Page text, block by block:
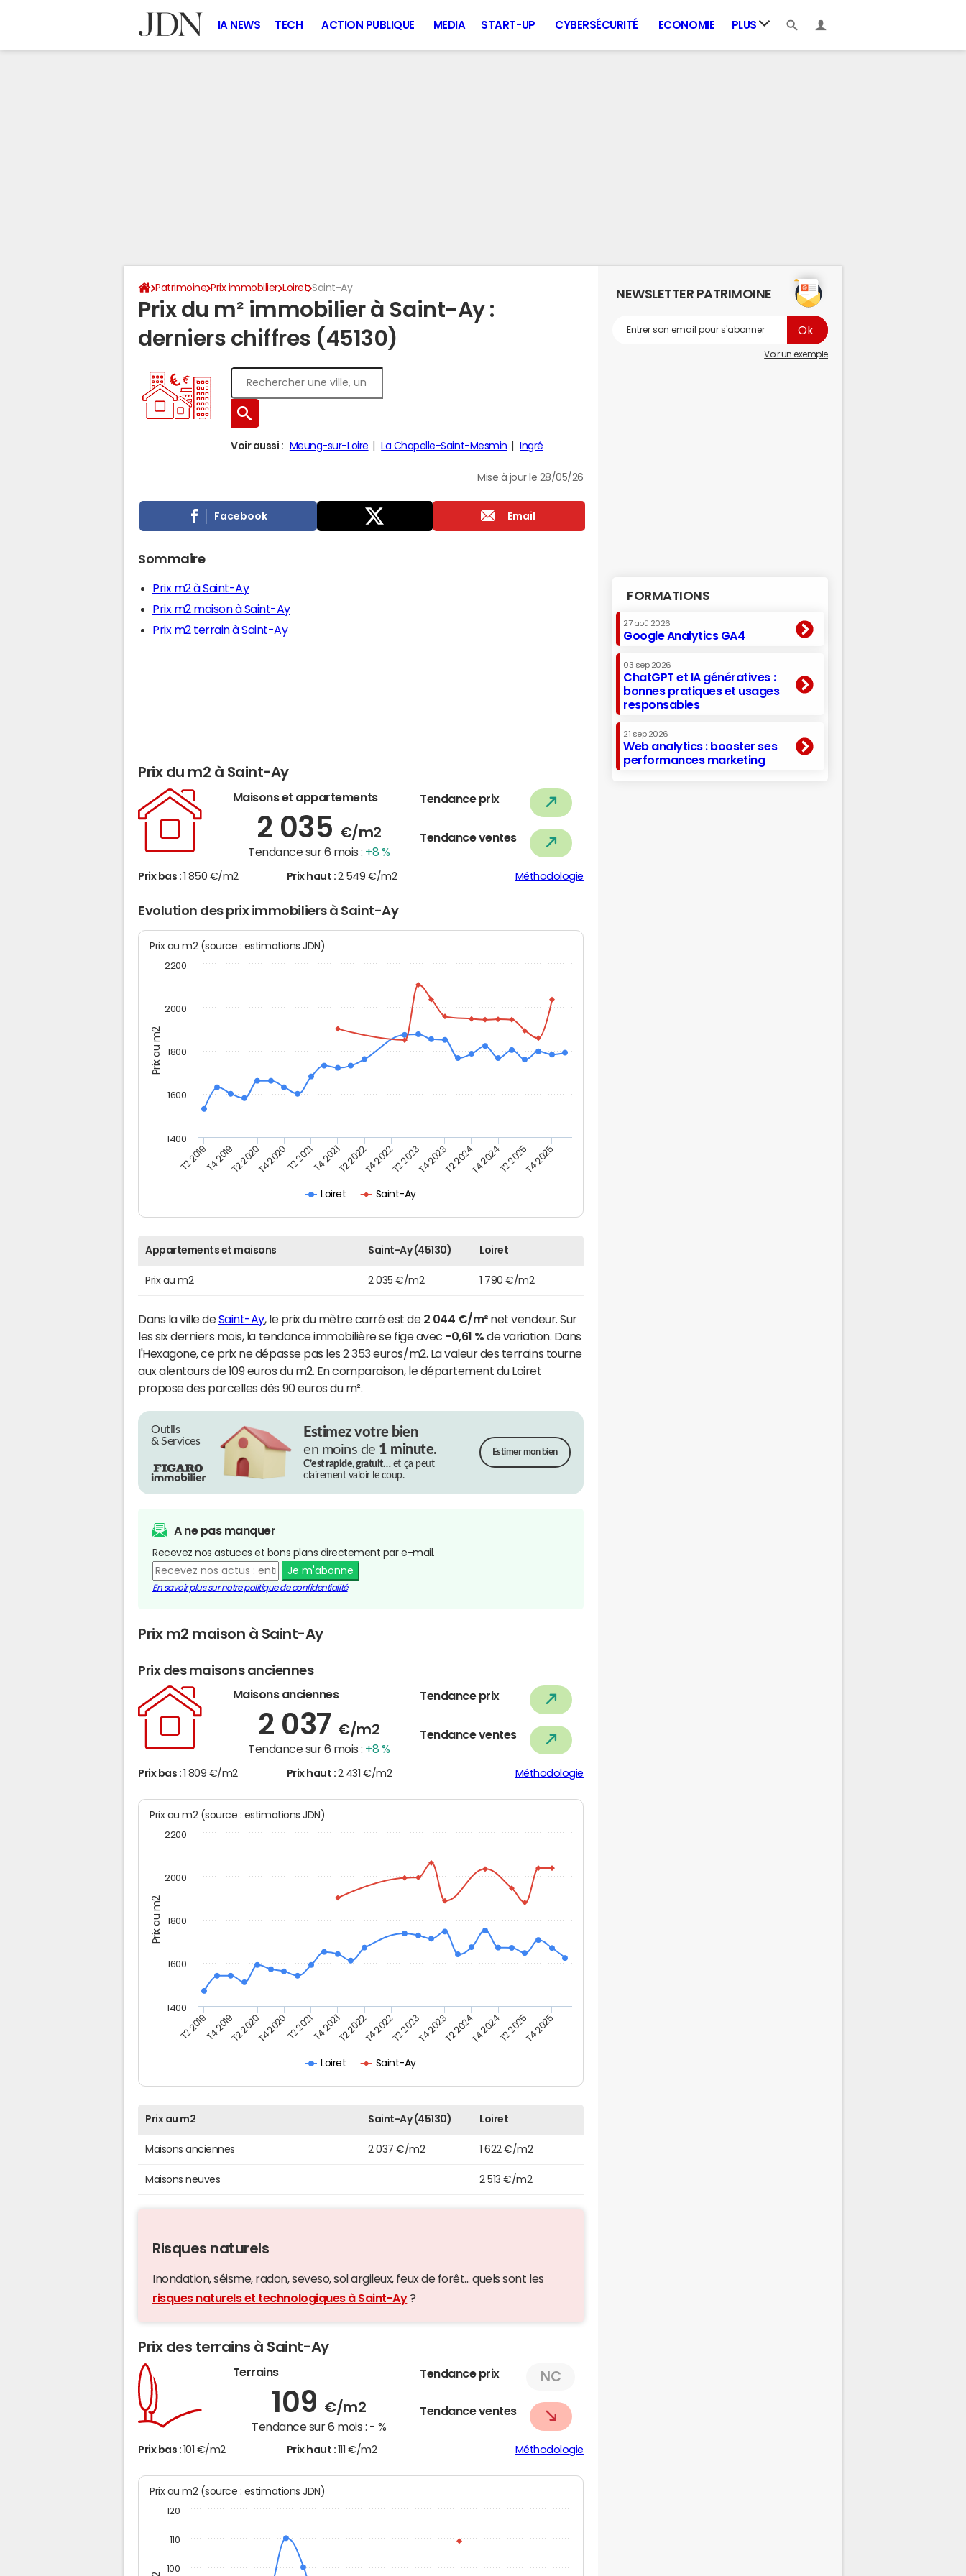
IA NEWS TECH ACTION PUBLIQUE MEDIA START-UP CYBERSÉCURITÉ ECONOMIE PLUS
Patrimoine Prix immobilier Loiret Saint-Ay
Prix du m² immobilier à Saint-Ay :
derniers chiffres (45130)
Voir aussi : Meung-sur-Loire La Chapelle-Saint-Mesmin Ingré
Mise à jour le 28/05/26
Facebook Email
Sommaire
Prix m2 à Saint-Ay
Prix m2 maison à Saint-Ay
Prix m2 terrain à Saint-Ay
Prix du m2 à Saint-Ay
Maisons et appartements
2 035 €/m2
Tendance sur 6 mois : +8 %
Tendance prix
Tendance ventes
Prix bas : 1 850 €/m2 Prix haut : 2 549 €/m2 Méthodologie
Evolution des prix immobiliers à Saint-Ay
Prix au m2
Prix au m2 (source : estimations JDN)
Loiret Saint-Ay
T2 2019T4 2019T2 2020T4 2020T2 2021T4 2021T2 2022T4 2022T2 2023T4 2023T2 2024T4 2024T2 2025T4 2025
1400
1600
1800
2000
2200
Appartements et maisons Saint-Ay (45130) Loiret
Prix au m2 2 035 €/m2 1 790 €/m2
Dans la ville deSaint-Ay, le prix du mètre carré est de 2 044 €/m²net vendeur. Sur
les six derniers mois, la tendance immobilière se fige avec -0,61 % de variation. Dans
l'Hexagone, ce prix ne dépasse pas les 2 353 euros/m2. La valeur des terrains tourne
aux alentours de 109 euros du m2. En comparaison, le département du Loiret
propose des parcelles dès 90 euros du m².
Outils
& Services
Estimez votre bien
en moins de 1 minute.
C’est rapide, gratuit…et ça peut
clairement valoir le coup.
Estimer mon bien
A ne pas manquer
Recevez nos astuces et bons plans directement par e-mail.
Je m'abonne
En savoir plus sur notre politique de confidentialité
Prix m2 maison à Saint-Ay
Prix des maisons anciennes
Maisons anciennes
2 037 €/m2
Tendance sur 6 mois : +8 %
Tendance prix
Tendance ventes
Prix bas : 1 809 €/m2 Prix haut : 2 431 €/m2 Méthodologie
Prix au m2
Prix au m2 (source : estimations JDN)
Loiret Saint-Ay
T2 2019T4 2019T2 2020T4 2020T2 2021T4 2021T2 2022T4 2022T2 2023T4 2023T2 2024T4 2024T2 2025T4 2025
1400
1600
1800
2000
2200
Prix au m2 Saint-Ay (45130) Loiret
Maisons anciennes 2 037 €/m2 1 622 €/m2
Maisons neuves 2 513 €/m2
Risques naturels
Inondation, séisme, radon, seveso, sol argileux, feux de forêt... quels sont les
risques naturels et technologiques à Saint-Ay?
Prix des terrains à Saint-Ay
Terrains
109 €/m2
Tendance sur 6 mois : - %
Tendance prix NC
Tendance ventes
Prix bas : 101 €/m2 Prix haut : 111 €/m2 Méthodologie
Prix au m2 (source : estimations JDN)
100
110
120
NEWSLETTER PATRIMOINE
Voir un exemple
FORMATIONS
27 aoû 2026
Google Analytics GA4
03 sep 2026
ChatGPT et IA génératives :
bonnes pratiques et usages
responsables
21 sep 2026
Web analytics : booster ses
performances marketing